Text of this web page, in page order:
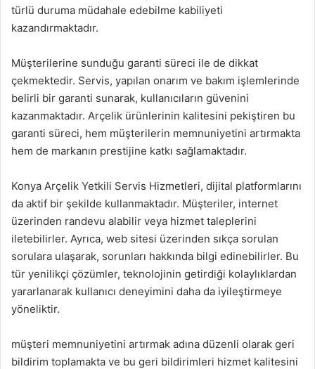
türlü duruma müdahale edebilme kabiliyeti
kazandırmaktadır.
Müşterilerine sunduğu garanti süreci ile de dikkat
çekmektedir. Servis, yapılan onarım ve bakım işlemlerinde
belirli bir garanti sunarak, kullanıcıların güvenini
kazanmaktadır. Arçelik ürünlerinin kalitesini pekiştiren bu
garanti süreci, hem müşterilerin memnuniyetini artırmakta
hem de markanın prestijine katkı sağlamaktadır.
Konya Arçelik Yetkili Servis Hizmetleri, dijital platformlarını
da aktif bir şekilde kullanmaktadır. Müşteriler, internet
üzerinden randevu alabilir veya hizmet taleplerini
iletebilirler. Ayrıca, web sitesi üzerinden sıkça sorulan
sorulara ulaşarak, sorunları hakkında bilgi edinebilirler. Bu
tür yenilikçi çözümler, teknolojinin getirdiği kolaylıklardan
yararlanarak kullanıcı deneyimini daha da iyileştirmeye
yöneliktir.
müşteri memnuniyetini artırmak adına düzenli olarak geri
bildirim toplamakta ve bu geri bildirimleri hizmet kalitesini